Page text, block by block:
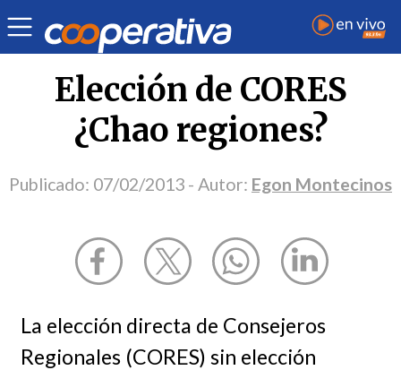
Opinión | Egon Montecinos
Elección de CORES
¿Chao regiones?
Publicado: 07/02/2013 - Autor: Egon Montecinos
La elección directa de Consejeros
Regionales (CORES) sin elección